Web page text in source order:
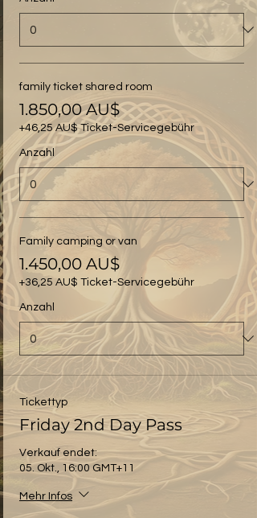
family ticket shared room
1.850,00 AU$
+46,25 AU$ Ticket-Servicegebühr
Anzahl
Family camping or van
1.450,00 AU$
+36,25 AU$ Ticket-Servicegebühr
Anzahl
Tickettyp
Friday 2nd Day Pass
Verkauf endet:
05. Okt., 16:00 GMT+11
Mehr Infos